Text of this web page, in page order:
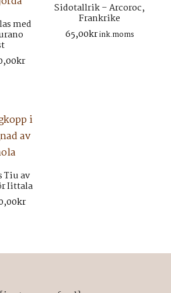
med
kr
Sidotallrik – Arcoroc,
Frankrike
65,00krink.moms
Tiu av
Iittala
kr
300,00kr.